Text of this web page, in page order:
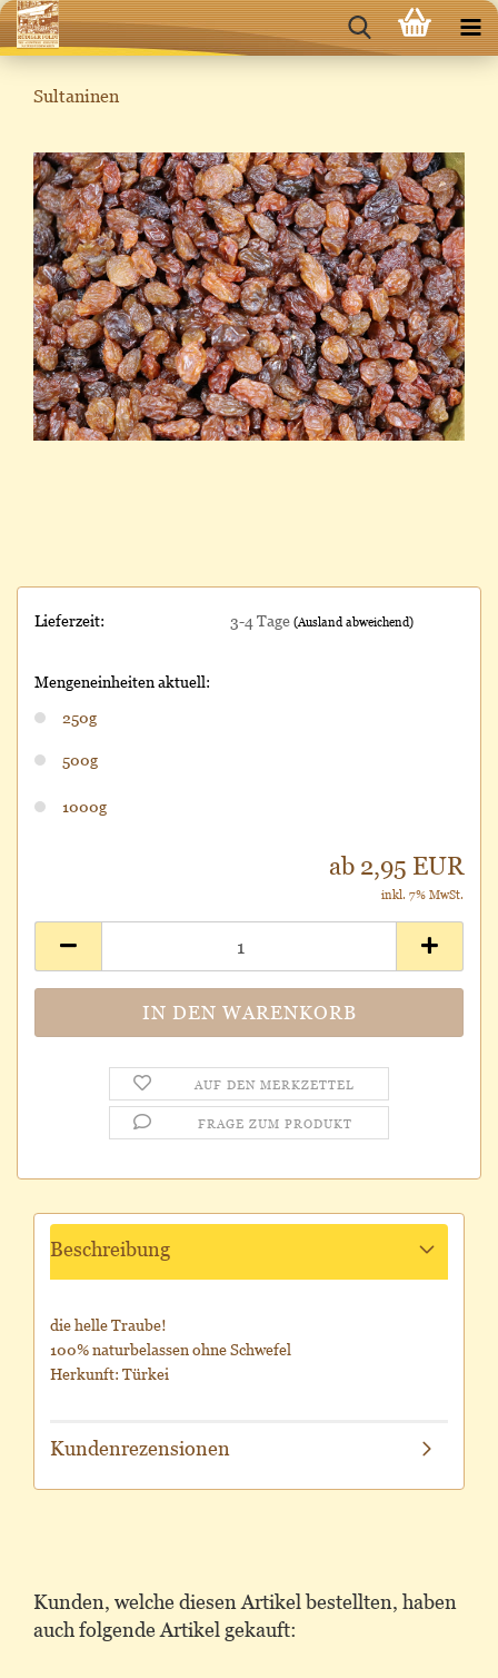
Sultaninen
Lieferzeit: 3-4 Tage (Ausland abweichend)
Mengeneinheiten aktuell:
250g
500g
1000g
ab 2,95 EUR
inkl. 7% MwSt.
AUF DEN MERKZETTEL
FRAGE ZUM PRODUKT
Beschreibung
die helle Traube!
100% naturbelassen ohne Schwefel
Herkunft: Türkei
Kundenrezensionen
Kunden, welche diesen Artikel bestellten, haben
auch folgende Artikel gekauft: